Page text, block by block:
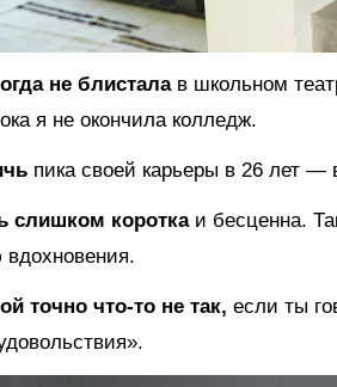
не блистала в школьном
я не окончила колледж.
пика своей карьеры в 26 лет
слишком коротка и бесценна.
вдохновения.
точно что-то не так, если ты